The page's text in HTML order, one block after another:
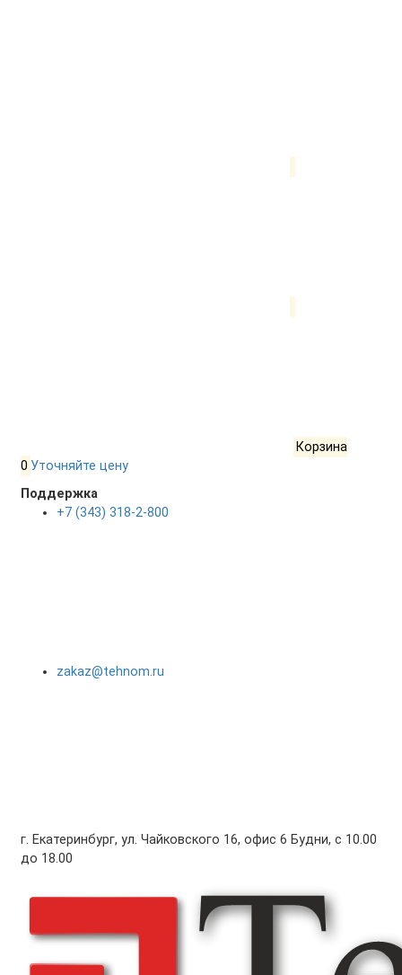
Корзина
0 Уточняйте цену
Поддержка
+7 (343) 318-2-800
zakaz@tehnom.ru
г. Екатеринбург, ул. Чайковского 16, офис 6 Будни, с 10.00
до 18.00